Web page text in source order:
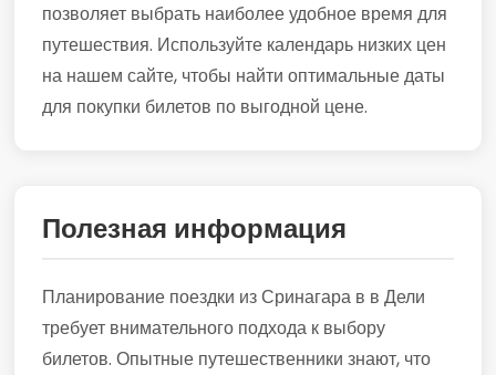
позволяет выбрать наиболее удобное время для
путешествия. Используйте календарь низких цен
на нашем сайте, чтобы найти оптимальные даты
для покупки билетов по выгодной цене.
Полезная информация
Планирование поездки из Сринагара в в Дели
требует внимательного подхода к выбору
билетов. Опытные путешественники знают, что